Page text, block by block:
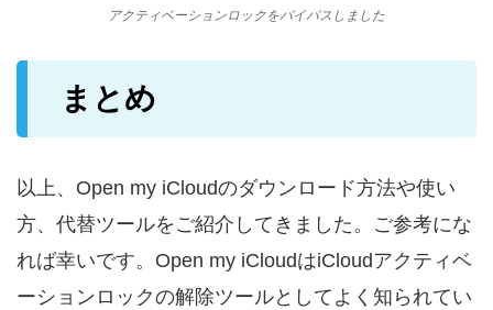
アクティベーションロックをバイパスしました
まとめ
以上、Open my iCloudのダウンロード方法や使い
方、代替ツールをご紹介してきました。ご参考にな
れば幸いです。Open my iCloudはiCloudアクティベ
ーションロックの解除ツールとしてよく知られてい